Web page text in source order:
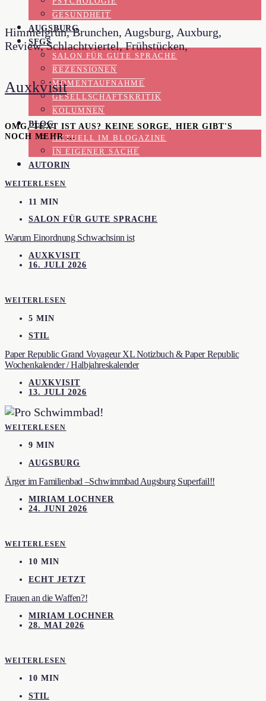
GESUNDHEIT
AUGSBURG
SFGS
SALON FÜR GUTE SPRACHE
REZENSIONEN
MOMENTAUFNAHME
GESELLSCHAFTSKRITIK
KOLUMNEN
BLOG
AKTUELL IM BLOGAZINE
IN EIGENER SACHE
AUTORIN
Himmelgrün, Brunchen, Augsburg, Auxburg,
Review, Schlachtviertel, Frühstücken,
Auxkvisit
OMG, TEXT IST AUS? KEINE SORGE, HIER GIBT'S
NOCH MEHR …
WEITERLESEN
11 MIN
SALON FÜR GUTE SPRACHE
Warum Einordnung Schwachsinn ist
AUXKVISIT
16. JULI 2026
WEITERLESEN
5 MIN
STIL
Paper Republic Grand Voyageur XL Notizbuch & Paper Republic
Wochenkalender / Halbjahreskalender
AUXKVISIT
13. JULI 2026
WEITERLESEN
9 MIN
AUGSBURG
Ärger im Familienbad –Schwimmbad Augsburg Superfail!!
MIRIAM LOCHNER
24. JUNI 2026
WEITERLESEN
10 MIN
ECHT JETZT
Frauen an die Waffen?!
MIRIAM LOCHNER
28. MAI 2026
WEITERLESEN
10 MIN
STIL